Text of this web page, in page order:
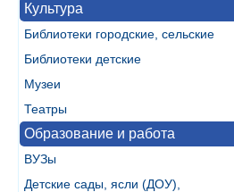
Культура
Библиотеки городские, сельские
Библиотеки детские
Музеи
Театры
Образование и работа
ВУЗы
Детские сады, ясли (ДОУ),